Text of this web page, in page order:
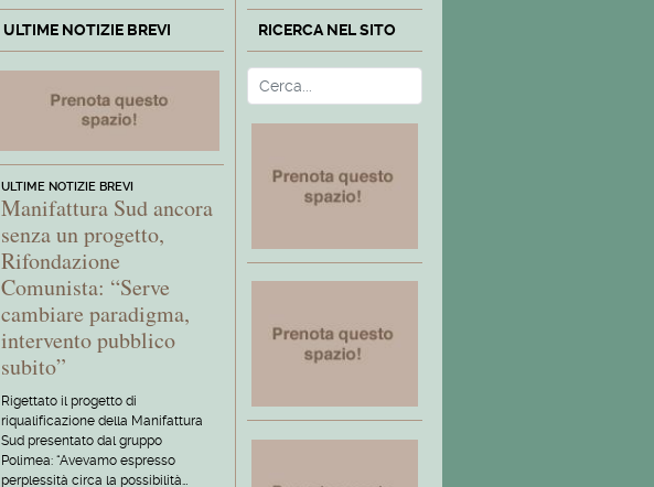
ULTIME NOTIZIE BREVI
ULTIME NOTIZIE BREVI
Manifattura Sud ancora
senza un progetto,
Rifondazione
Comunista: “Serve
cambiare paradigma,
intervento pubblico
subito”
Rigettato il progetto di
riqualificazione della Manifattura
Sud presentato dal gruppo
Polimea: “Avevamo espresso
perplessità circa la possibilità…
RICERCA NEL SITO
Cerca Type 2 or more characters